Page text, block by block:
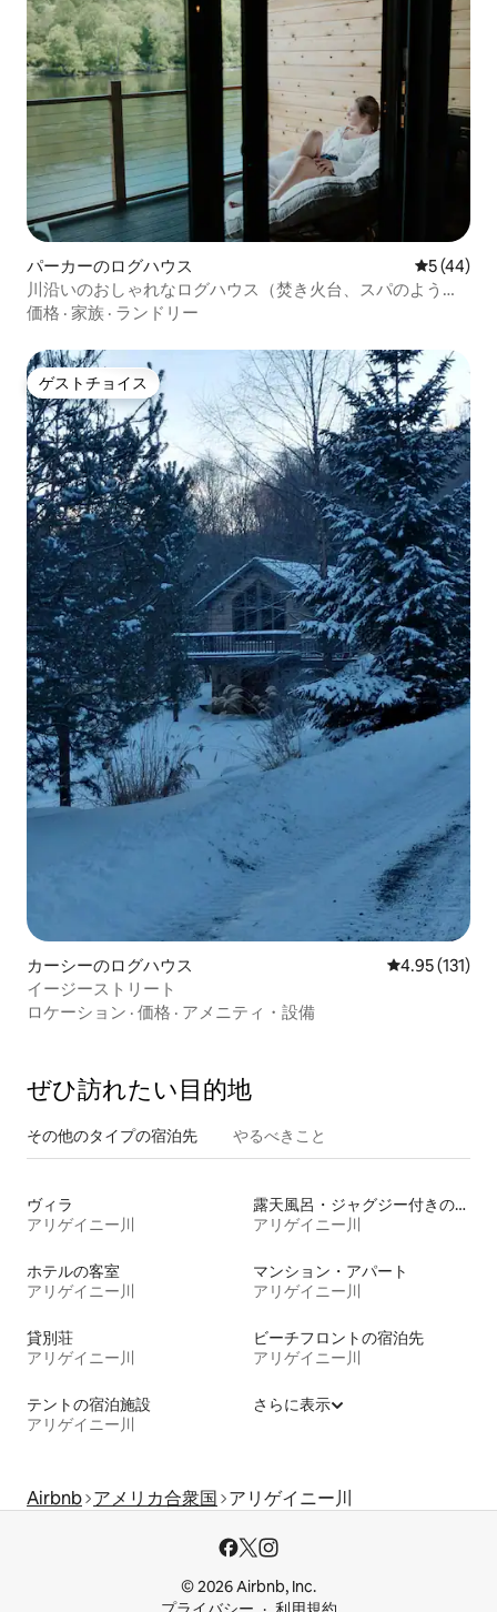
パーカーのログハウス レビュー
5 (44)
川沿いのおしゃれなログハウス（焚き火台、スパのような
浴槽付き）
価格 · 家族 · ランドリー
ゲストチョイス
ゲストチョイス
カーシーのログハウス レビュー131
4.95 (131)
イージーストリート
ロケーション · 価格 · アメニティ・設備
ぜひ訪⁠れ⁠た⁠い目⁠的⁠地
その他のタ⁠イ⁠プ⁠の宿⁠泊⁠先 やるべきこと
ヴィラ
アリゲイニー川
露天風呂・ジャグジー付きの宿泊施設
アリゲイニー川
ホテルの客室
アリゲイニー川
マンション・アパート
アリゲイニー川
貸別荘
アリゲイニー川
ビーチフロントの宿泊先
アリゲイニー川
テントの宿泊施設
アリゲイニー川
さらに表示
Airbnb アメリカ合衆国 アリゲイニー川
© 2026 Airbnb, Inc.